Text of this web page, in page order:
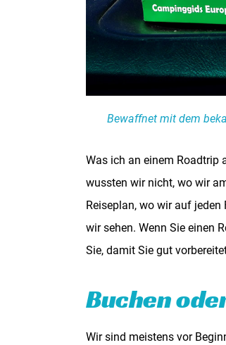
Bewaffnet mit dem
Was ich an einem Roadtrip
wussten wir nicht, wo wir
Reiseplan, wo wir auf
wir sehen. Wenn Sie einen
Sie, damit Sie gut
Buchen
Wir sind meistens vor